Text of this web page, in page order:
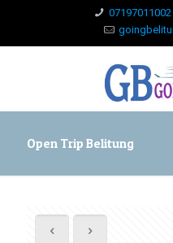
07197011002
Open Trip Belitung